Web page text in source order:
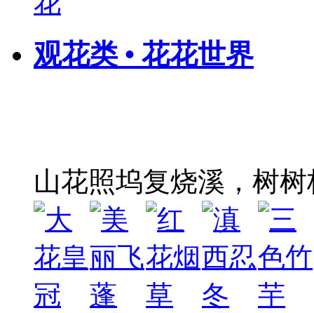
观花类 • 花花世界
山花照坞复烧溪，树